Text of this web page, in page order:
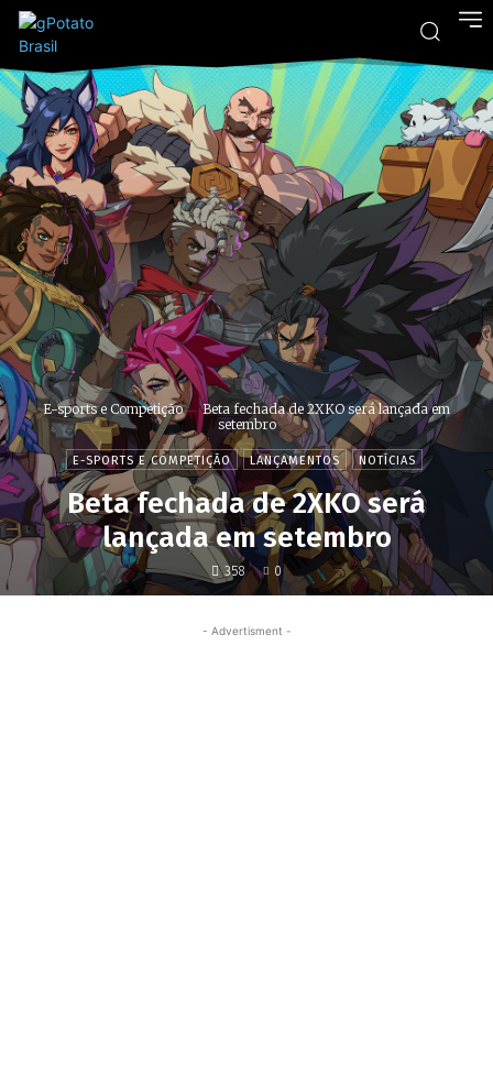
E-sports e Competição
Beta fechada de 2XKO será lançada em
setembro
E-SPORTS E COMPETIÇÃO LANÇAMENTOS NOTÍCIAS
Beta fechada de 2XKO será
lançada em setembro
358 0
- Advertisment -